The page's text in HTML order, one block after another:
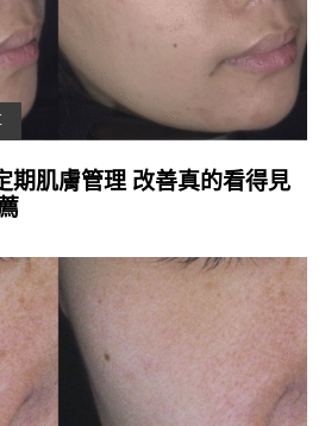
期肌膚管理 改善真的看得見